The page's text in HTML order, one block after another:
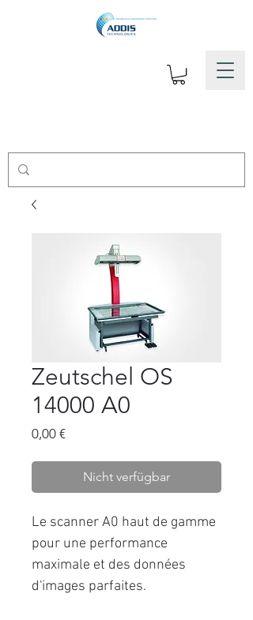
Zeutschel OS
14000 A0
0,00 €Preis
Nicht verfügbar
Le scanner A0 haut de gamme
pour une performance
maximale et des données
d'images parfaites.